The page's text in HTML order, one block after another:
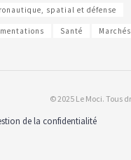
spatial et défense
Santé
© 2025 Le Moci. Tous
de la confidentialité